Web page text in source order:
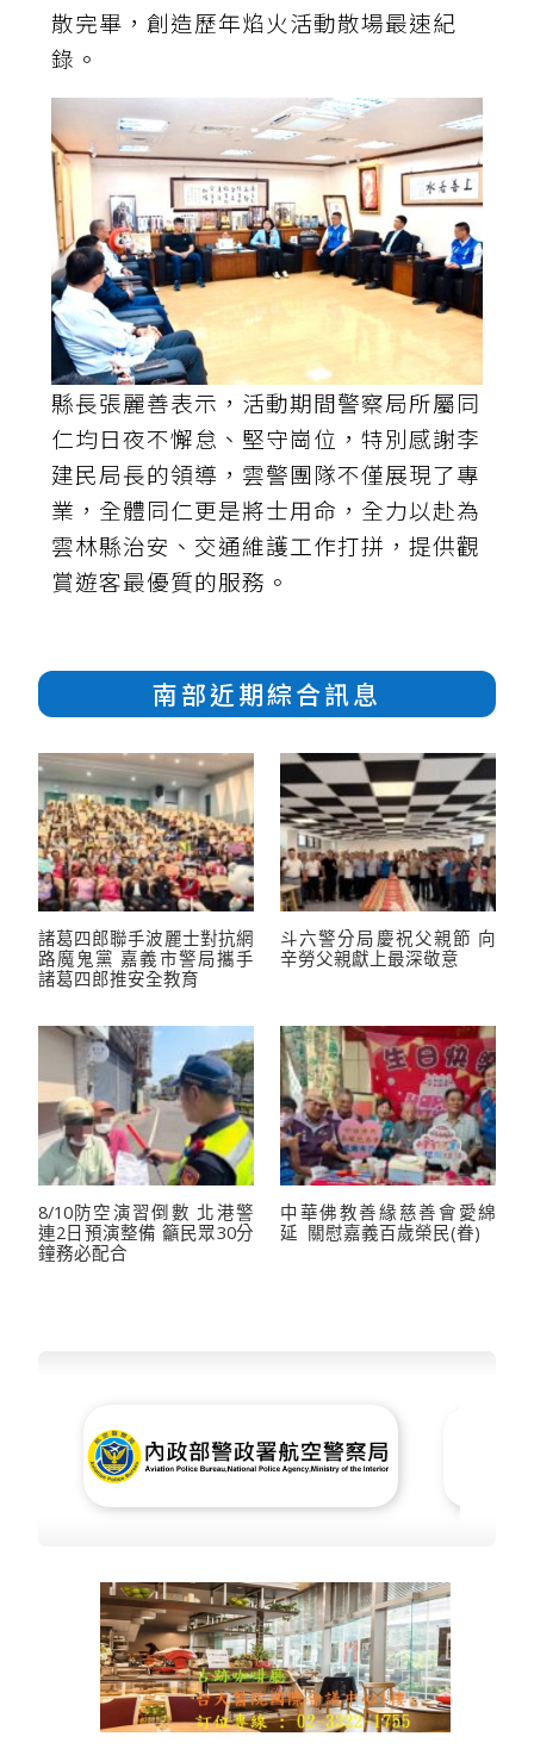
散完畢，創造歷年焰火活動散場最速紀
錄。
縣長張麗善表示，活動期間警察局所屬同
仁均日夜不懈怠、堅守崗位，特別感謝李
建民局長的領導，雲警團隊不僅展現了專
業，全體同仁更是將士用命，全力以赴為
雲林縣治安、交通維護工作打拼，提供觀
賞遊客最優質的服務。
南部近期綜合訊息
諸葛四郎聯手波麗士對抗網
路魔鬼黨 嘉義市警局攜手
諸葛四郎推安全教育
斗六警分局慶祝父親節 向
辛勞父親獻上最深敬意
8/10防空演習倒數 北港警
連2日預演整備 籲民眾30分
鐘務必配合
中華佛教善緣慈善會愛綿
延 關慰嘉義百歲榮民(眷)